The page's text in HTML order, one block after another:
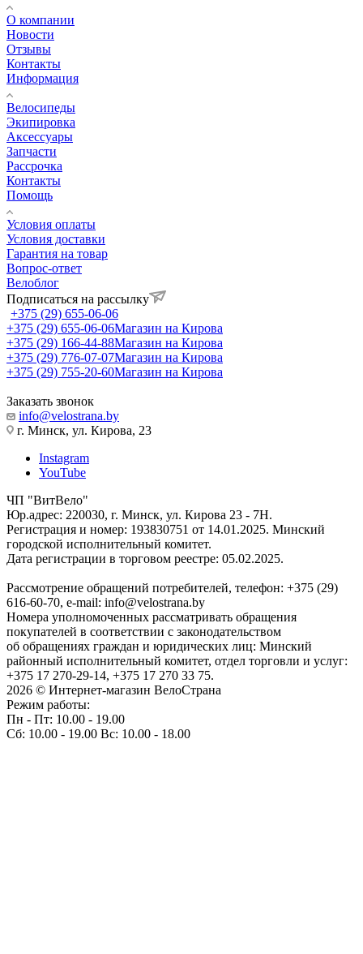
О компании
Новости
Отзывы
Контакты
Информация
Велосипеды
Экипировка
Аксессуары
Запчасти
Рассрочка
Контакты
Помощь
Условия оплаты
Условия доставки
Гарантия на товар
Вопрос-ответ
Велоблог
Подписаться на рассылку
+375 (29) 655-06-06
+375 (29) 655-06-06Магазин на Кирова
+375 (29) 166-44-88Магазин на Кирова
+375 (29) 776-07-07Магазин на Кирова
+375 (29) 755-20-60Магазин на Кирова
Заказать звонок
info@velostrana.by
г. Минск, ул. Кирова, 23
Instagram
YouTube
ЧП "ВитВело"
Юр.адрес: 220030, г. Минск, ул. Кирова 23 - 7Н.
Регистрация и номер: 193830751 от 14.01.2025. Минский
городской исполнительный комитет.
Дата регистрации в торговом реестре: 05.02.2025.
Рассмотрение обращений потребителей, телефон: +375 (29)
616-60-70, e-mail: info@velostrana.by
Номера уполномоченных рассматривать обращения
покупателей в соответствии с законодательством
об обращениях граждан и юридических лиц: Минский
районный исполнительный комитет, отдел торговли и услуг:
+375 17 270-29-14, +375 17 270 33 75.
2026 © Интернет-магазин ВелоСтрана
Режим работы:
Пн - Пт: 10.00 - 19.00
Сб: 10.00 - 19.00 Вс: 10.00 - 18.00